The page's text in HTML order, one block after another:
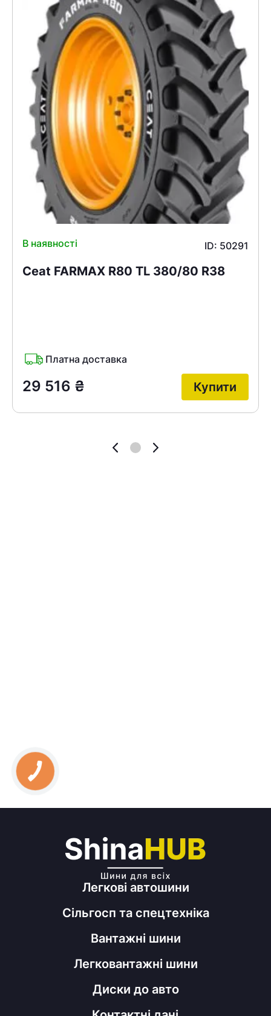
В наявності ID: 50291
Ceat FARMAX R80 TL 380/80 R38
Платна доставка
29 516 ₴ Купити
Легкові автошини
Сільгосп та спецтехніка
Вантажні шини
Легковантажні шини
Диски до авто